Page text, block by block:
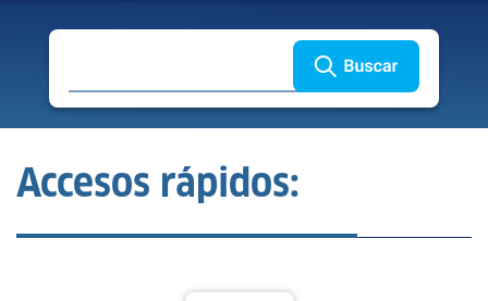
Accesos rápidos: